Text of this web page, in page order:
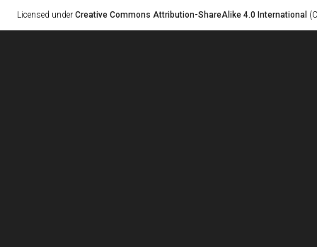
Licensed under Creative Commons Attribution-ShareAlike 4.0 International